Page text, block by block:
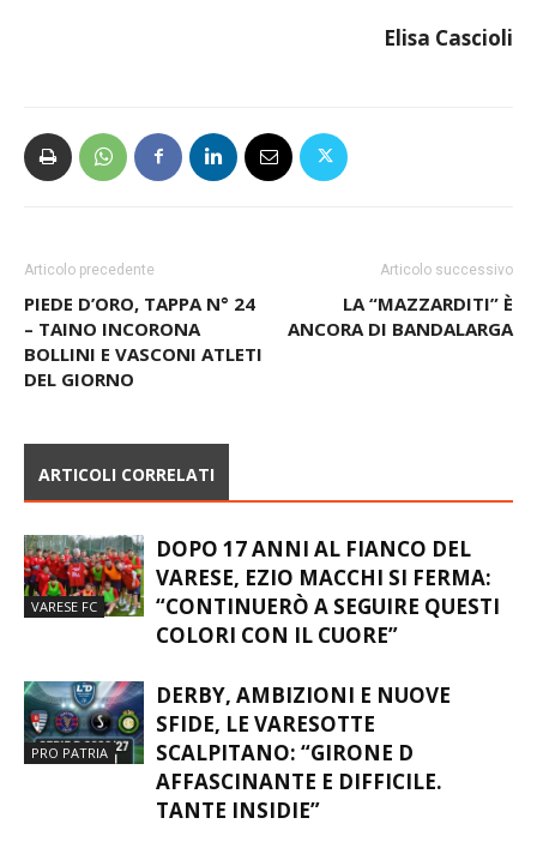
Elisa Cascioli
Articolo precedente
PIEDE D’ORO, TAPPA N° 24
– TAINO INCORONA
BOLLINI E VASCONI ATLETI
DEL GIORNO
Articolo successivo
LA “MAZZARDITI” È
ANCORA DI BANDALARGA
ARTICOLI CORRELATI
VARESE FC
DOPO 17 ANNI AL FIANCO DEL
VARESE, EZIO MACCHI SI FERMA:
“CONTINUERÒ A SEGUIRE QUESTI
COLORI CON IL CUORE”
PRO PATRIA
DERBY, AMBIZIONI E NUOVE
SFIDE, LE VARESOTTE
SCALPITANO: “GIRONE D
AFFASCINANTE E DIFFICILE.
TANTE INSIDIE”